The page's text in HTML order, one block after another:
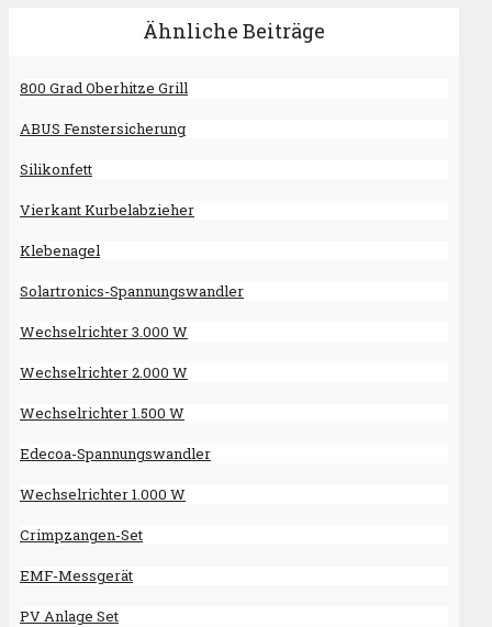
Ähnliche Beiträge
800 Grad Oberhitze Grill
ABUS Fenstersicherung
Silikonfett
Vierkant Kurbelabzieher
Klebenagel
Solartronics-Spannungswandler
Wechselrichter 3.000 W
Wechselrichter 2.000 W
Wechselrichter 1.500 W
Edecoa-Spannungswandler
Wechselrichter 1.000 W
Crimpzangen-Set
EMF-Messgerät
PV Anlage Set